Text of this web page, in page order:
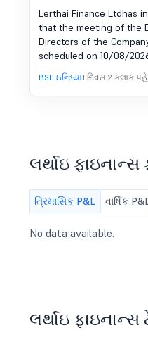
લિમિટેડની બોર્ડ
માટે બોર્ડ મીટિંગની
Lerthai Finance Ltdhas
that the meeting of the
Directors of the
scheduled on 10/08/
to consider and approve
consider and approve
financial results of the
Meeting; 3.To Approve
closure date for the 47th
BSE ઇન્ડિયા1 દિવસ 2 કલાક
લર્થાઇ
ત્રિમાસિક P&L વાર્ષિક
No data available.
લર્થાઇ